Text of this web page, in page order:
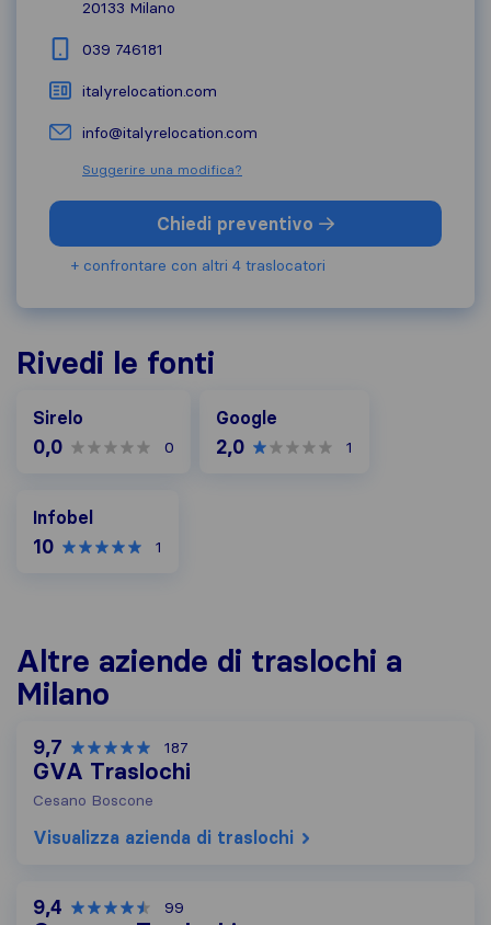
20133 Milano
039 746181
italyrelocation.com
info@italyrelocation.com
Suggerire una modifica?
Chiedi preventivo
+ confrontare con altri 4 traslocatori
Rivedi le fonti
Sirelo
0,0 0
Google
2,0 1
Infobel
10 1
Altre aziende di traslochi a
Milano
9,7 187
GVA Traslochi
Cesano Boscone
Visualizza azienda di traslochi
9,4 99